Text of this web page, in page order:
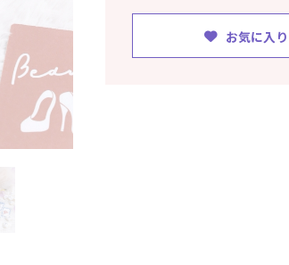
お気に入り